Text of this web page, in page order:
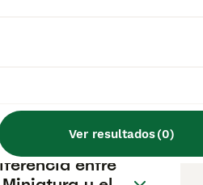
Ver resultados(0)
alcanza un bull
entre